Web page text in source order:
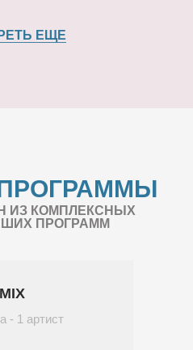
ЕЩЕ
ИЗ КОМПЛЕКСНЫХ
ПРОГРАММ
MIX
- 1 артист